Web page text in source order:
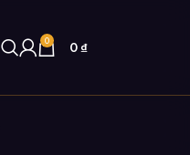
0 0₫